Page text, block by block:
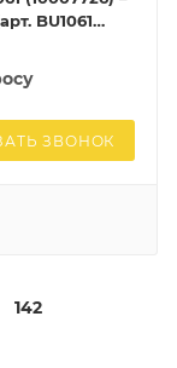
BU1061
ЗВОНОК
142